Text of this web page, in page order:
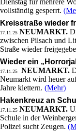
Dienstag für mehrere
vollständig gesperrt.
Kreisstraße wieder
17.11.25 NEUMARKT.
zwischen Pilsach und
Straße wieder
Wieder ein
17.11.25 NEUMARKT.
Neumarkt wird heuer
Jahre klettern. (Mehr)
Hakenkreuz an
17.11.25 NEUMARKT.
Schule in der
Polizei sucht Zeugen.